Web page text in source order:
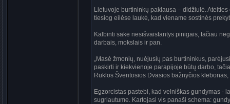
Lietuvoje burtininkų paklausa – didžiulė.
tiesiog eilėse laukė, kad viename sostinės
Kalbinti sakė nesišvaistantys pinigais, tačiau
darbais, mokslais ir pan.
„Masė žmonių, nuėjusių pas burtininkus,
paskirti ir kiekvienoje parapijoje būtų darbo,
Ruklos Šventosios Dvasios bažnyčios
Egzorcistas pastebi, kad velniškas gundymas -
sugriautume. Kartojasi vis panaši schema: